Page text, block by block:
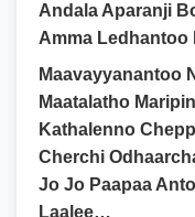
Andala Aparanji
Amma
Maavayyanantoo
Maatalatho
Kathalenno
Cherchi
Jo Jo Paapaa
Laalee…